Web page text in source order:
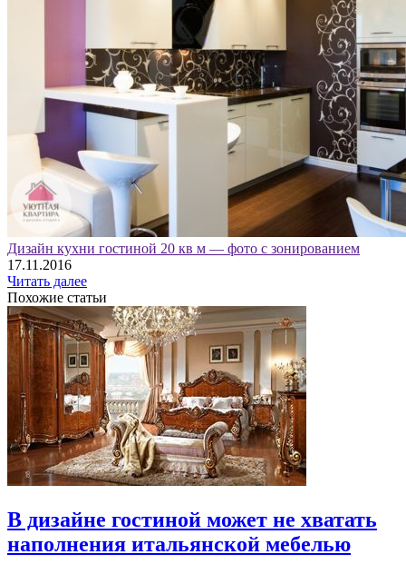
Дизайн кухни гостиной 20 кв м — фото с зонированием
17.11.2016
Читать далее
Похожие статьи
В дизайне гостиной может не хватать
наполнения итальянской мебелью